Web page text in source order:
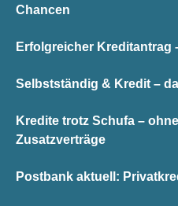
Chancen
Erfolgreicher Kreditantrag
Selbstständig & Kredit –
Kredite trotz Schufa –
Zusatzverträge
Postbank aktuell: